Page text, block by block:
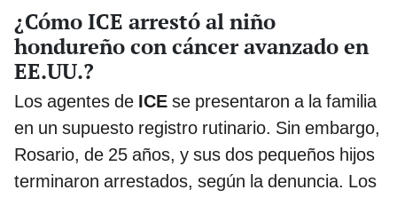
¿Cómo ICE arrestó al niño
hondureño con cáncer avanzado en
EE.UU.?
Los agentes de ICE se presentaron a la familia
en un supuesto registro rutinario. Sin embargo,
Rosario, de 25 años, y sus dos pequeños hijos
terminaron arrestados, según la denuncia. Los